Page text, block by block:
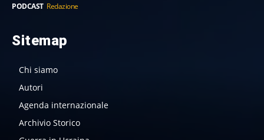
PODCAST Redazione
Sitemap
Chi siamo
Autori
Agenda internazionale
Archivio Storico